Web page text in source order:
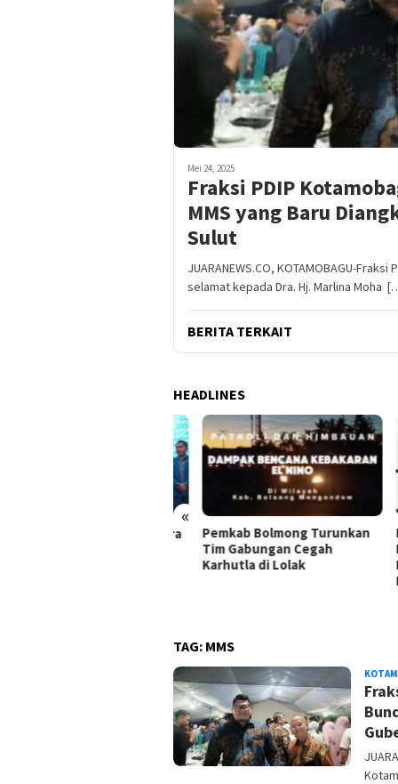
Mei 24, 2025
Fraksi PDIP
MMS yang Baru
Sulut
JUARANEWS.CO, KOTAMOBAGU-
selamat kepada Dra. Hj. Marlina Moha
BERITA TERKAIT
HEADLINES
«
Pemkab Bolmong Turunkan
Tim Gabungan Cegah
Karhutla di Lolak
BKD
TAG: MMS